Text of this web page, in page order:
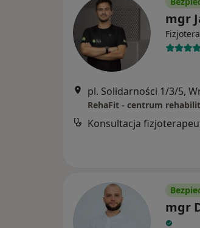
mgr
pl. Solidarności 1/3/5,
Konsultacja
mgr